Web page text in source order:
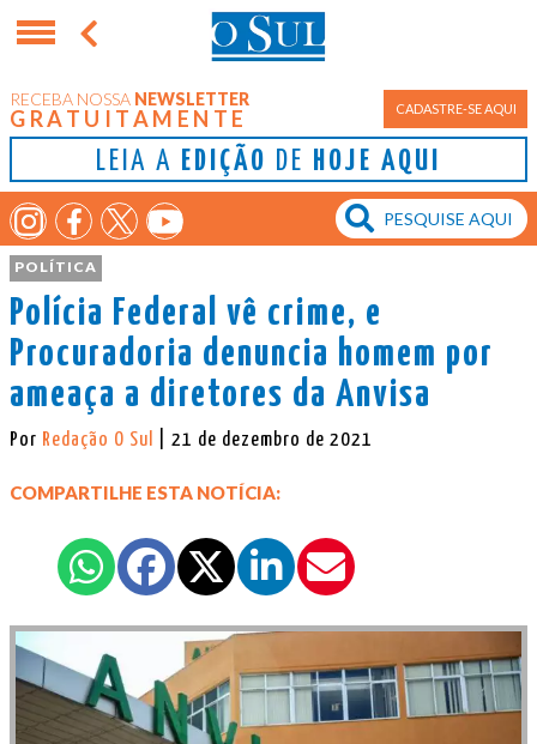
RECEBA NOSSA NEWSLETTER
GRATUITAMENTE CADASTRE-SE AQUI
LEIA A EDIÇÃO DE HOJE AQUI
POLÍTICA
Polícia Federal vê crime, e
Procuradoria denuncia homem por
ameaça a diretores da Anvisa
Por Redação O Sul | 21 de dezembro de 2021
COMPARTILHE ESTA NOTÍCIA: